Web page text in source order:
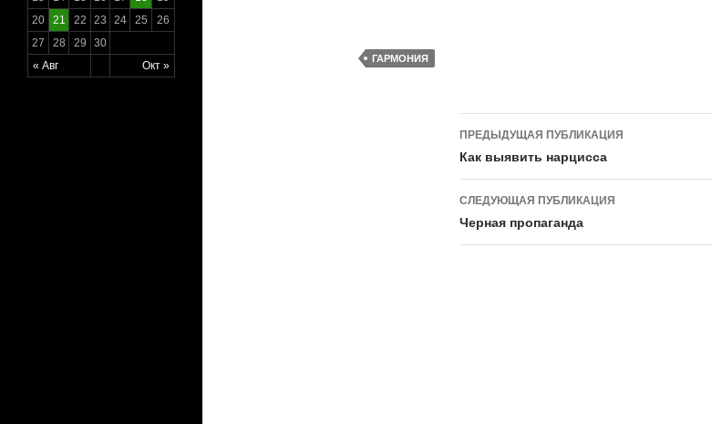
ГАРМОНИЯ
Навигация по
ПРЕДЫДУЩАЯ ПУБЛИКАЦИЯ
Как выявить нарцисса
СЛЕДУЮЩАЯ ПУБЛИКАЦИЯ
Черная пропаганда
« Авг Окт »
20
21 22 23 24 25
26
27
28 29 30